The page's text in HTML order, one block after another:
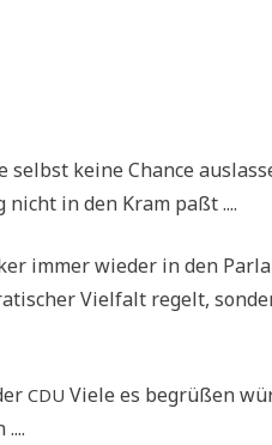
selbst kei­ne Chan­ce
in den Kram paßt ....
immer wie­der in den
Viel­falt regelt,
CDU Vie­le es begrü­ßen